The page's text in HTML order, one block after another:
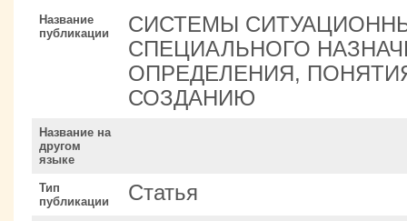
Название
публикации
СИСТЕМЫ
СПЕЦИАЛЬНОГО
ОПРЕДЕЛЕНИЯ,
СОЗДАНИЮ
Название на
другом
языке
Тип
публикации
Статья